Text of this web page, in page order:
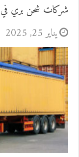
شركات شحن بري
يناير 25, 2025